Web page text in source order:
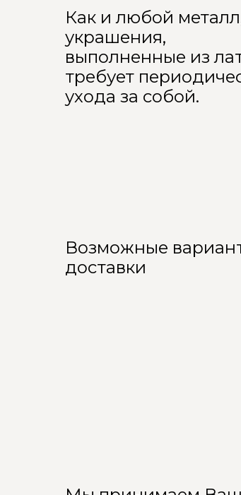
Как и любой
украшения,
выполненные из
требует
ухода за собой.
Возможные
доставки